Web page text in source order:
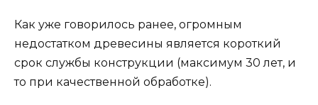
Как уже говорилось ранее, огромным
недостатком древесины является короткий
срок службы конструкции (максимум 30 лет, и
то при качественной обработке).